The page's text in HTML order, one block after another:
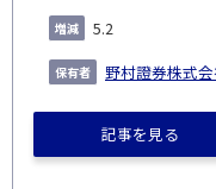
5.2
野村證券株式
記事を見る